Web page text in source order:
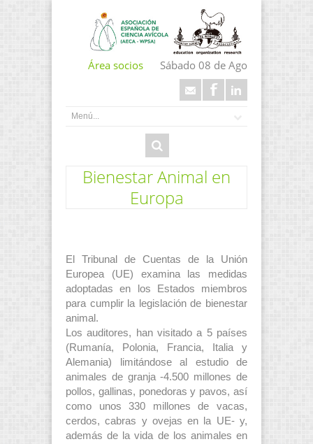
Área socios Sábado 08 de Ago
Bienestar Animal en
Europa
El Tribunal de Cuentas de la Unión
Europea (UE) examina las medidas
adoptadas en los Estados miembros
para cumplir la legislación de bienestar
animal.
Los auditores, han visitado a 5 países
(Rumanía, Polonia, Francia, Italia y
Alemania) limitándose al estudio de
animales de granja -4.500 millones de
pollos, gallinas, ponedoras y pavos, así
como unos 330 millones de vacas,
cerdos, cabras y ovejas en la UE- y,
además de la vida de los animales en